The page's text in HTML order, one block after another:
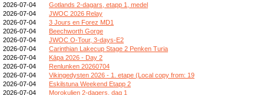
2026-07-04
Gotlands 2-dagars, etapp 1, medel
2026-07-04
JWOC 2026 Relay
2026-07-04
3 Jours en Forez MD1
2026-07-04
Beechworth Gorge
2026-07-04
JWOC O-Tour, 3-days-E2
2026-07-04
Carinthian Lakecup Stage 2 Penken Turia
2026-07-04
Kāpa 2026 - Day 2
2026-07-04
Renlunken 20260704
2026-07-04
Vikingedysten 2026 - 1. etape (Local copy from: 19
2026-07-04
Eskilstuna Weekend Etapp 2
2026-07-04
Morokulien 2-dagers, dag 1